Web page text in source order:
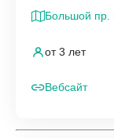
Большой
от 3 лет
Вебсайт